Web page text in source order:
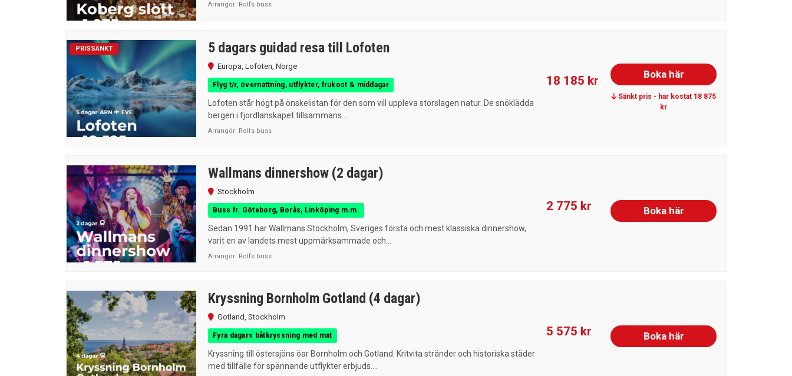
Arrangör: Rolfs buss
PRISSÄNKT 5 dagars guidad resa till Lofoten
Europa, Lofoten, Norge
Flyg t/r, övernattning, utflykter, frukost & middagar
Lofoten står högt på önskelistan för den som vill uppleva storslagen natur. De snöklädda
bergen i fjordlanskapet tillsammans...
Arrangör: Rolfs buss
18 185 kr Boka här
Sänkt pris - har kostat 18 875
kr
Wallmans dinnershow (2 dagar)
Stockholm
Buss fr. Göteborg, Borås, Linköping m.m.
Sedan 1991 har Wallmans Stockholm, Sveriges första och mest klassiska dinnershow,
varit en av landets mest uppmärksammade och...
Arrangör: Rolfs buss
2 775 kr Boka här
Kryssning Bornholm Gotland (4 dagar)
Gotland, Stockholm
Fyra dagars båtkryssning med mat
Kryssning till östersjöns öar Bornholm och Gotland. Kritvita stränder och historiska städer
med tillfälle för spännande utflykter erbjuds....
5 575 kr Boka här